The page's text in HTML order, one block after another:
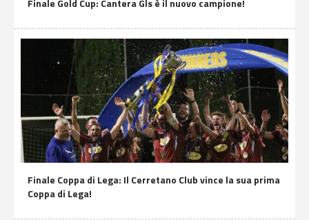
Finale Coppa di Lega: Il Cerretano Club vince la sua prima
Coppa di Lega!